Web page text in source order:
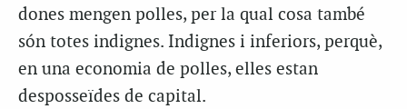
dones mengen polles, per la qual cosa també
són totes indignes. Indignes i inferiors, perquè,
en una economia de polles, elles estan
desposseïdes de capital.